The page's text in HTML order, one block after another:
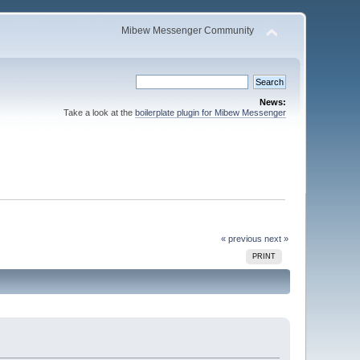
Mibew Messenger Community
News:
Take a look at the boilerplate plugin for Mibew Messenger
« previous next »
PRINT